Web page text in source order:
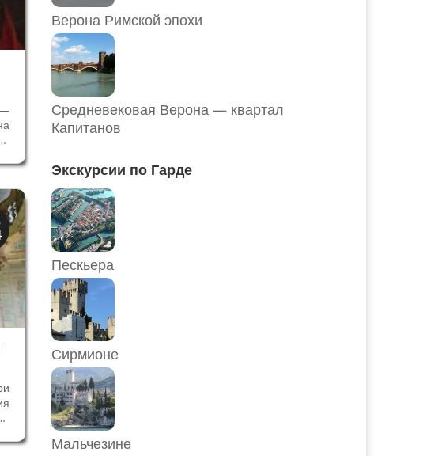
—
Верона Римской эпохи
Средневековая Верона — квартал
Капитанов
Экскурсии по Гарде
Пескьера
Сирмионе
Мальчезине